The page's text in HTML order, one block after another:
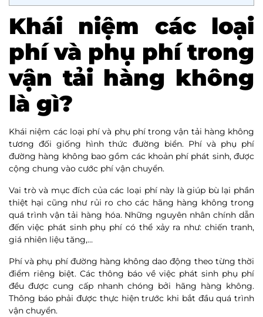
Khái niệm các loại
phí và phụ phí trong
vận tải hàng không
là gì?
Khái niệm các loại phí và phụ phí trong vận tải hàng không
tương đối giống hình thức đường biển. Phí và phụ phí
đường hàng không bao gồm các khoản phí phát sinh, được
cộng chung vào cước phí vận chuyển.
Vai trò và mục đích của các loại phí này là giúp bù lại phần
thiệt hại cũng như rủi ro cho các hãng hàng không trong
quá trình vận tải hàng hóa. Những nguyên nhân chính dẫn
đến việc phát sinh phụ phí có thể xảy ra như: chiến tranh,
giá nhiên liệu tăng,…
Phí và phụ phí đường hàng không dao động theo từng thời
điểm riêng biệt. Các thông báo về việc phát sinh phụ phí
đều được cung cấp nhanh chóng bởi hãng hàng không.
Thông báo phải được thực hiện trước khi bắt đầu quá trình
vận chuyển.